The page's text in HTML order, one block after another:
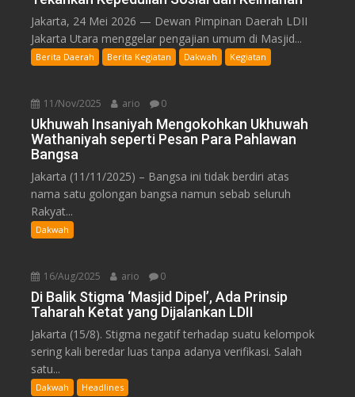
Jakarta, 24 Mei 2026 — Dewan Pimpinan Daerah LDII
Jakarta Utara menggelar pengajian umum di Masjid...
Berita Daerah Berita Kegiatan Dakwah Kegiatan
11/Nov/2025 ario 0
Ukhuwah Insaniyah Mengokohkan Ukhuwah
Wathaniyah seperti Pesan Para Pahlawan
Bangsa
Jakarta (11/11/2025) – Bangsa ini tidak berdiri atas
nama satu golongan bangsa namun sebab seluruh
Rakyat...
Dakwah
16/Aug/2025 ario 0
Di Balik Stigma ‘Masjid Dipel’, Ada Prinsip
Taharah Ketat yang Dijalankan LDII
Jakarta (15/8). Stigma negatif terhadap suatu kelompok
sering kali beredar luas tanpa adanya verifikasi. Salah
satu...
Dakwah Headlines